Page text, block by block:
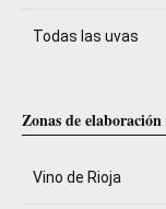
Todas las uvas
Zonas de elaboración
Vino de Rioja